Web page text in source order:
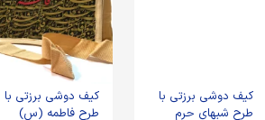
کیف دوشی برزتی با
طرح شبهای حرم
کیف دوشی برزتی با
طرح فاطمه (س)